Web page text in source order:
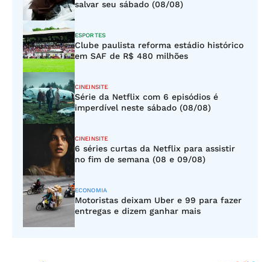
salvar seu sábado (08/08)
ESPORTES
Clube paulista reforma estádio histórico
em SAF de R$ 480 milhões
CINEINSITE
Série da Netflix com 6 episódios é
imperdível neste sábado (08/08)
CINEINSITE
6 séries curtas da Netflix para assistir
no fim de semana (08 e 09/08)
ECONOMIA
Motoristas deixam Uber e 99 para fazer
entregas e dizem ganhar mais